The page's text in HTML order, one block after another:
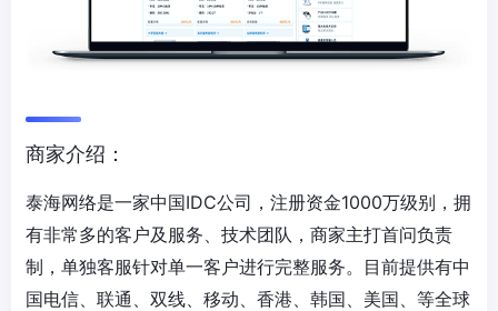
商家介绍：
泰海网络是一家中国IDC公司，注册资金1000万级别，拥
有非常多的客户及服务、技术团队，商家主打首问负责
制，单独客服针对单一客户进行完整服务。目前提供有中
国电信、联通、双线、移动、香港、韩国、美国、等全球